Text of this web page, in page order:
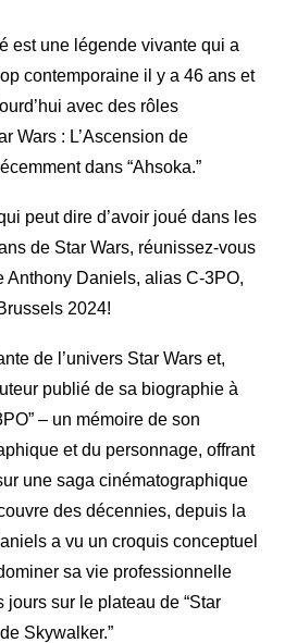
est une légende vivante qui a
contemporaine il y a 46 ans et
avec des rôles
Wars : L’Ascension de
dans “Ahsoka.”
peut dire d’avoir joué dans les
de Star Wars, réunissez-vous
Anthony Daniels, alias C-3PO,
2024!
de l’univers Star Wars et,
publié de sa biographie à
– un mémoire de son
et du personnage, offrant
une saga cinématographique
des décennies, depuis la
a vu un croquis conceptuel
sa vie professionnelle
jours sur le plateau de “Star
Skywalker.”